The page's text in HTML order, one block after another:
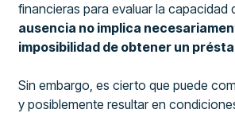
financieras para evaluar la capacidad
ausencia no implica
imposibilidad de obtener un
Sin embargo, es cierto que puede
y posiblemente resultar en